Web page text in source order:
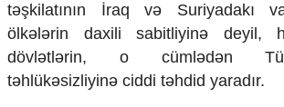
İnfoqrafika
Podcast
Humanitar
təşkilatının İraq və Suriyadakı
ölkələrin daxili sabitliyinə deyil,
dövlətlərin, o cümlədən
təhlükəsizliyinə ciddi təhdid yaradır.